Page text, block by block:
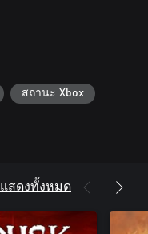
สถานะ Xbox
แสดงทั้งหมด